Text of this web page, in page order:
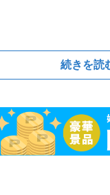
続きを読